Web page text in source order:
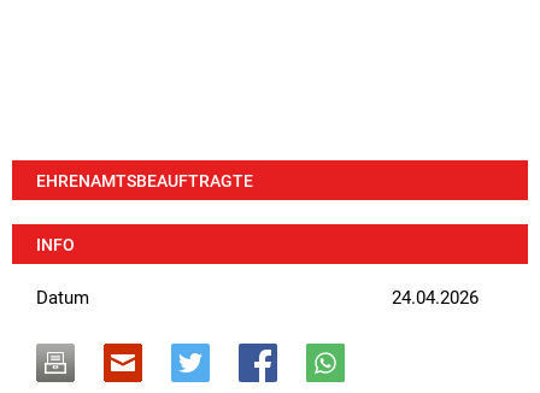
EHRENAMTSBEAUFTRAGTE
INFO
Datum 24.04.2026